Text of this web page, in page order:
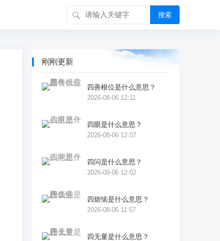
搜索
刚刚更新
四善根位是什么意思？
2026-08-06 12:11
四眼是什么意思？
2026-08-06 12:07
四问是什么意思？
2026-08-06 12:02
四烦恼是什么意思？
2026-08-06 11:57
四无量是什么意思？